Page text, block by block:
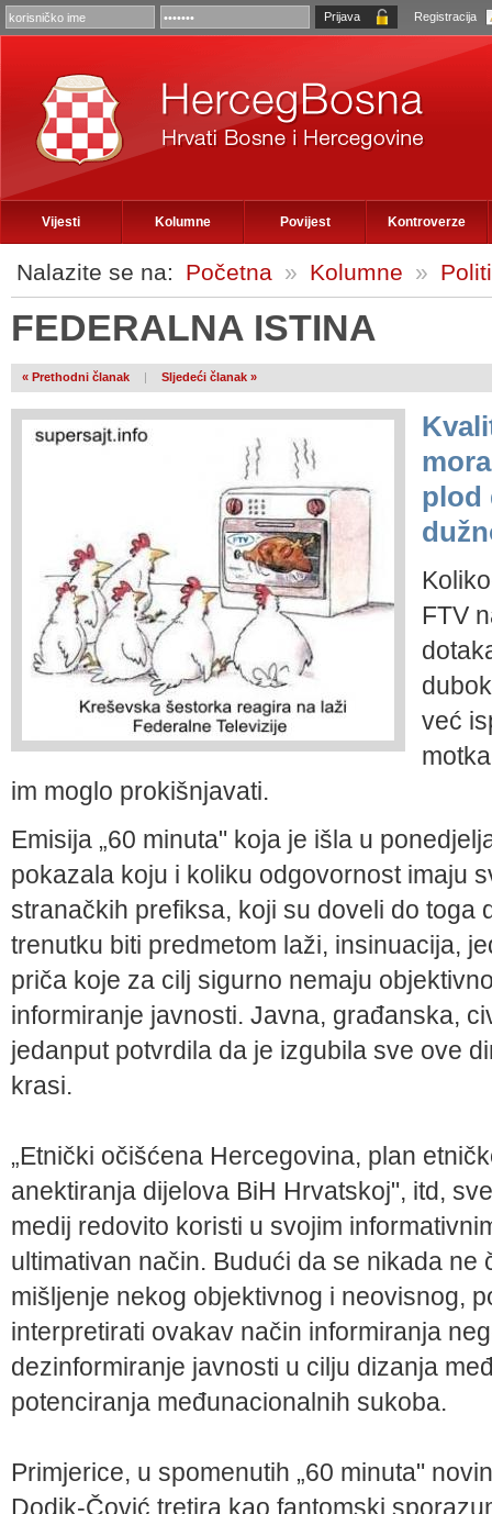
Registracija
Vijesti Kolumne Povijest Kontroverze
Nalazite se na: Početna » Kolumne »
FEDERALNA ISTINA
« Prethodni članak | Sljedeći članak »
plod
FTV
već
im moglo prokišnjavati.
Emisija „60 minuta" koja je išla u
pokazala koju i koliku odgovornost imaju
stranačkih prefiksa, koji su doveli do toga
trenutku biti predmetom laži, insinuacija,
priča koje za cilj sigurno nemaju
informiranje javnosti. Javna, građanska,
jedanput potvrdila da je izgubila sve ove
krasi.
„Etnički očišćena Hercegovina, plan
anektiranja dijelova BiH Hrvatskoj", itd,
medij redovito koristi u svojim
ultimativan način. Budući da se nikada ne
mišljenje nekog objektivnog i neovisnog,
interpretirati ovakav način informiranja
dezinformiranje javnosti u cilju dizanja
potenciranja međunacionalnih sukoba.
Primjerice, u spomenutih „60 minuta"
Dodik-Čović tretira kao fantomski